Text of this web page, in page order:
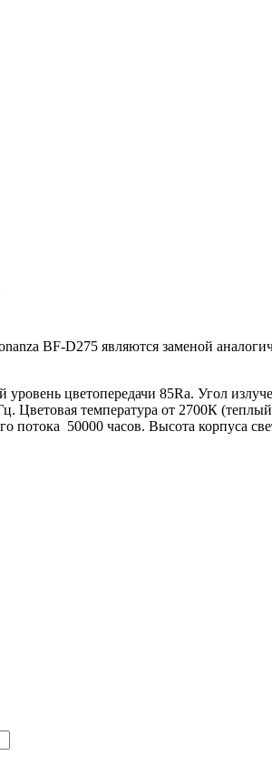
BF-D275 являются заменой
цветопередачи 85Ra. Угол
Цветовая температура от 2700К
потока 50000 часов. Высота корпуса